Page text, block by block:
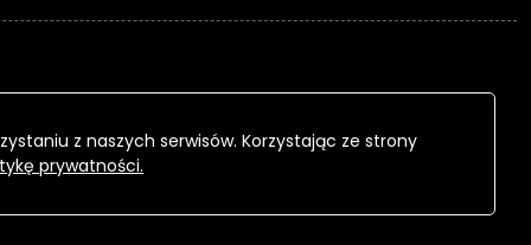
z naszych serwisów. Korzystając ze strony
prywatności.